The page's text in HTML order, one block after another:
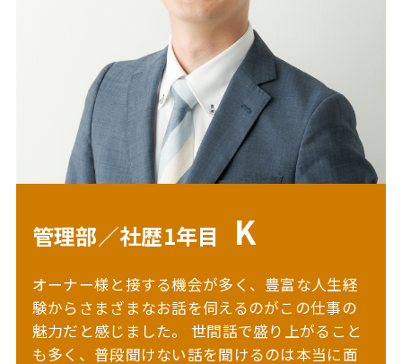
管理部／社歴1年目 K
オーナー様と接する機会が多く、豊富な人生経
験からさまざまなお話を伺えるのがこの仕事の
魅力だと感じました。
世間話で盛り上がること
も多く、普段聞けない話を聞けるのは本当に面